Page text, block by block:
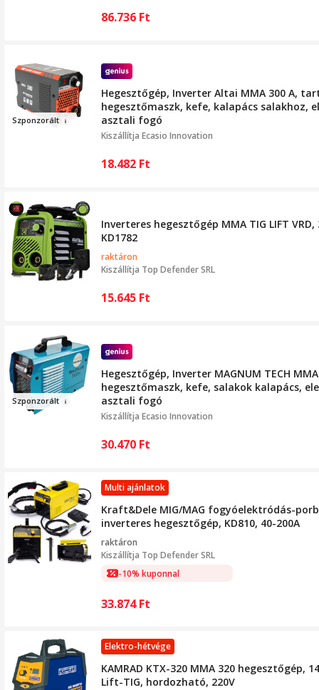
86.736 Ft
Szponzorált
Hegesztőgép, Inverter Altai MMA 300 A,
hegesztőmaszk, kefe, kalapács salakhoz,
asztali fogó
Kiszállítja Ecasio Innovation
18.482 Ft
Inverteres hegesztőgép MMA TIG LIFT
KD1782
raktáron
Kiszállítja Top Defender SRL
15.645 Ft
Szponzorált
Hegesztőgép, Inverter MAGNUM TECH
hegesztőmaszk, kefe, salakok kalapács,
asztali fogó
Kiszállítja Ecasio Innovation
30.470 Ft
Multi ajánlatok
Kraft&Dele MIG/MAG fogyóelektródás-
inverteres hegesztőgép, KD810, 40-200A
raktáron
Kiszállítja Top Defender SRL
-10% kuponnal
33.874Ft
Elektro-hétvége
KAMRAD KTX-320 MMA 320 hegesztőgép,
Lift-TIG, hordozható, 220V